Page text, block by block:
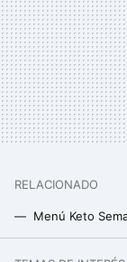
RELACIONADO
Menú Keto